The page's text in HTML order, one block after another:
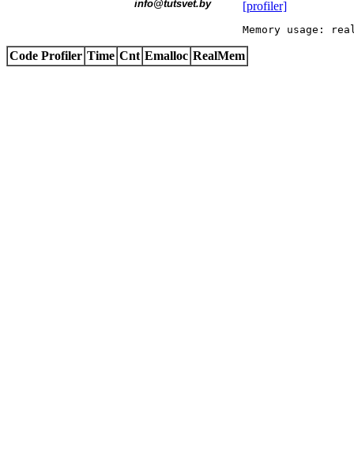
  info@tutsvet.by
[profiler]
Memory usage:
Code Profiler Time Cnt Emalloc RealMem